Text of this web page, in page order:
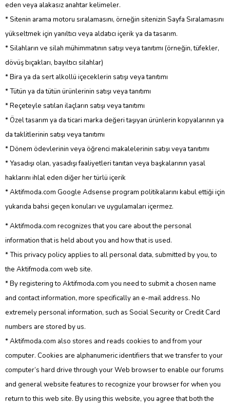
eden veya alakasız anahtar kelimeler.
* Sitenin arama motoru sıralamasını, örneğin sitenizin Sayfa Sıralamasını
yükseltmek için yanıltıcı veya aldatıcı içerik ya da tasarım.
* Silahların ve silah mühimmatının satışı veya tanıtımı (örneğin, tüfekler,
dövüş bıçakları, bayıltıcı silahlar)
* Bira ya da sert alkollü içeceklerin satışı veya tanıtımı
* Tütün ya da tütün ürünlerinin satışı veya tanıtımı
* Reçeteyle satılan ilaçların satışı veya tanıtımı
* Özel tasarım ya da ticari marka değeri taşıyan ürünlerin kopyalarının ya
da taklitlerinin satışı veya tanıtımı
* Dönem ödevlerinin veya öğrenci makalelerinin satışı veya tanıtımı
* Yasadışı olan, yasadışı faaliyetleri tanıtan veya başkalarının yasal
haklarını ihlal eden diğer her türlü içerik
* Aktifmoda.com Google Adsense program politikalarını kabul ettiği için
yukarıda bahsi geçen konuları ve uygulamaları içermez.
* Aktifmoda.com recognizes that you care about the personal
information that is held about you and how that is used.
* This privacy policy applies to all personal data, submitted by you, to
the Aktifmoda.com web site.
* By registering to Aktifmoda.com you need to submit a chosen name
and contact information, more specifically an e-mail address. No
extremely personal information, such as Social Security or Credit Card
numbers are stored by us.
* Aktifmoda.com also stores and reads cookies to and from your
computer. Cookies are alphanumeric identifiers that we transfer to your
computer’s hard drive through your Web browser to enable our forums
and general website features to recognize your browser for when you
return to this web site. By using this website, you agree that both the